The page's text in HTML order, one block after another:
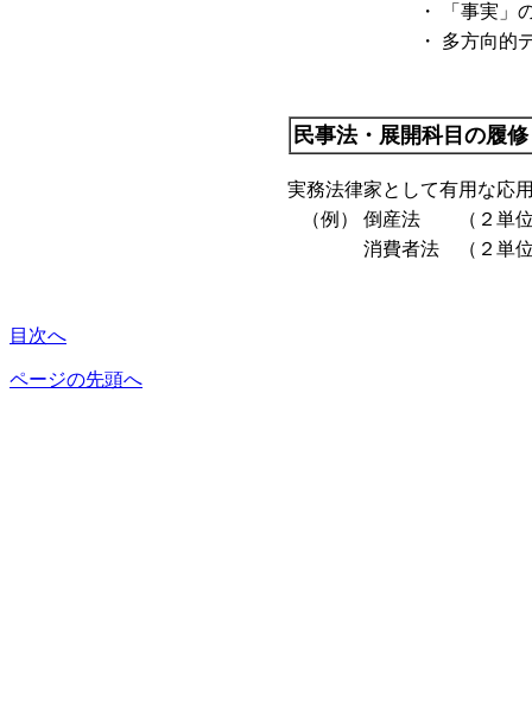
・
「事実」
・
多方向的
民事法・展開科目の履
実務法律家として有用な応
（例）
倒産法
（２単
消費者法
（２単
目次へ
ページの先頭へ